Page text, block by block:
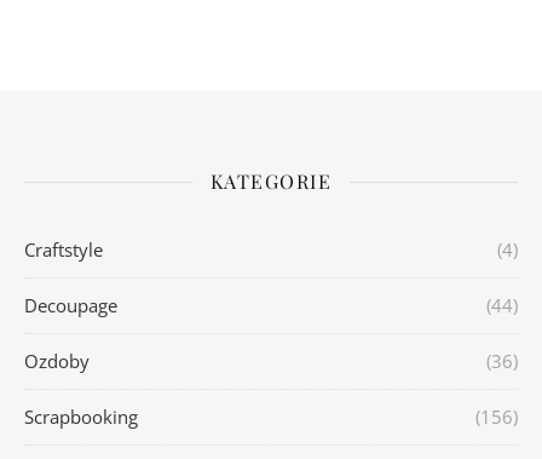
KATEGORIE
Craftstyle (4)
Decoupage (44)
Ozdoby (36)
Scrapbooking (156)